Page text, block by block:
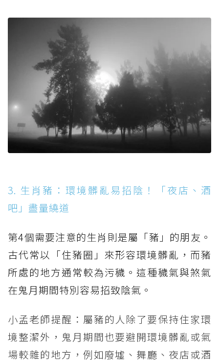
3. 生肖豬：環境髒亂易招陰！「夜店、酒
吧」盡量繞道
第4個需要注意的生肖則是屬「豬」的朋友。
古代常以「住豬圈」來形容環境髒亂，而豬
所處的地方通常較為污穢。這種穢氣與煞氣
在鬼月期間特別容易招致陰氣。
小孟老師提醒：屬豬的人除了要保持住家環
境整潔外，鬼月期間也要避開環境髒亂或氣
場較雜的地方，例如廢墟、舞廳、夜店或酒